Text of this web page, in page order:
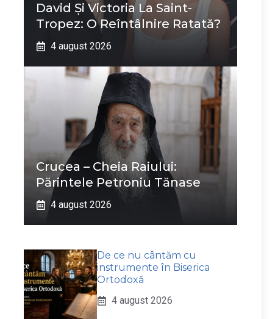
David Și Victoria La Saint-
Tropez: O Reîntâlnire Ratată?
4 august 2026
Crucea – Cheia Raiului:
Părintele Petroniu Tănase
4 august 2026
De ce nu cântăm cu
instrumente în Biserica
Ortodoxă
4 august 2026